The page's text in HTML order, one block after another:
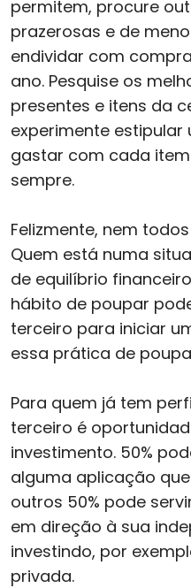
permitem, procure
prazerosas e de
endividar com
ano. Pesquise os
presentes e itens da
experimente estipular
gastar com cada
sempre.
Felizmente, nem
Quem está numa
de equilíbrio
hábito de poupar
terceiro para iniciar
essa prática de
Para quem já tem
terceiro é
investimento. 50%
alguma aplicação
outros 50% pode
em direção à sua
investindo, por
privada.